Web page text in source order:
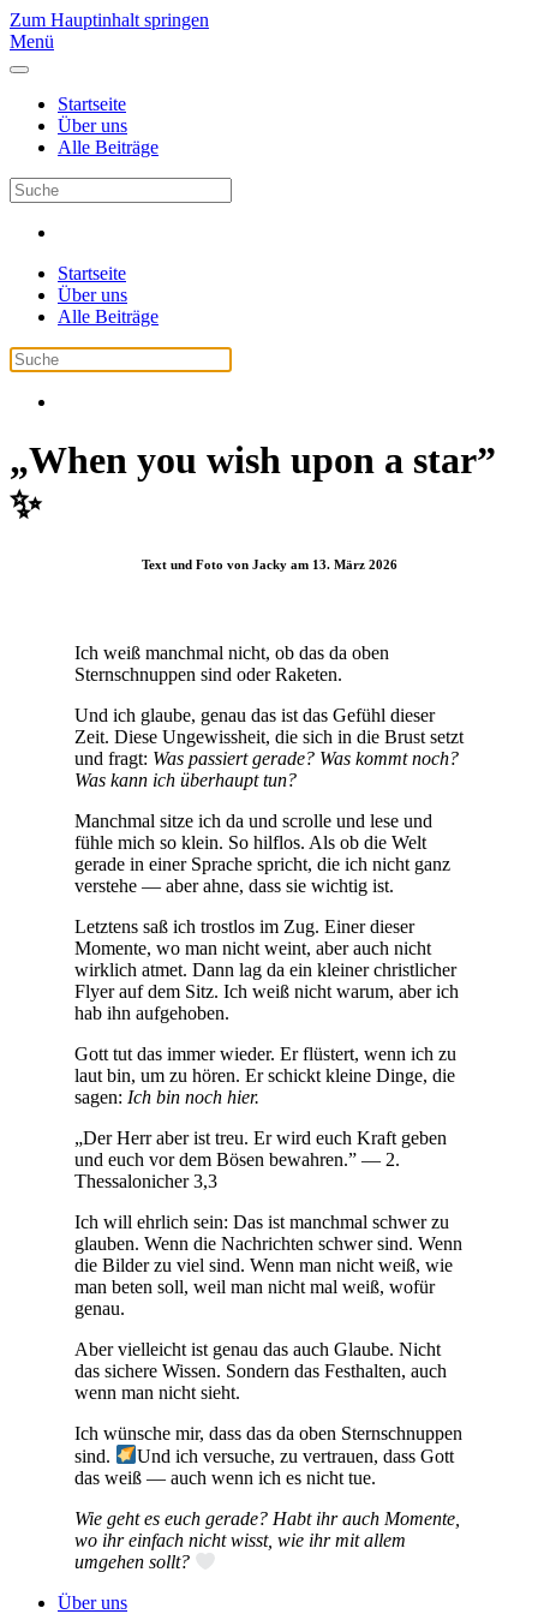
Zum Hauptinhalt springen
Menü
Startseite
Über uns
Alle Beiträge
Startseite
Über uns
Alle Beiträge
„When you wish upon a star”
✨
Text und Foto von Jacky am 13. März 2026
Ich weiß manchmal nicht, ob das da oben
Sternschnuppen sind oder Raketen.
Und ich glaube, genau das ist das Gefühl dieser
Zeit. Diese Ungewissheit, die sich in die Brust setzt
und fragt: Was passiert gerade? Was kommt noch?
Was kann ich überhaupt tun?
Manchmal sitze ich da und scrolle und lese und
fühle mich so klein. So hilflos. Als ob die Welt
gerade in einer Sprache spricht, die ich nicht ganz
verstehe — aber ahne, dass sie wichtig ist.
Letztens saß ich trostlos im Zug. Einer dieser
Momente, wo man nicht weint, aber auch nicht
wirklich atmet. Dann lag da ein kleiner christlicher
Flyer auf dem Sitz. Ich weiß nicht warum, aber ich
hab ihn aufgehoben.
Gott tut das immer wieder. Er flüstert, wenn ich zu
laut bin, um zu hören. Er schickt kleine Dinge, die
sagen: Ich bin noch hier.
„Der Herr aber ist treu. Er wird euch Kraft geben
und euch vor dem Bösen bewahren.” — 2.
Thessalonicher 3,3
Ich will ehrlich sein: Das ist manchmal schwer zu
glauben. Wenn die Nachrichten schwer sind. Wenn
die Bilder zu viel sind. Wenn man nicht weiß, wie
man beten soll, weil man nicht mal weiß, wofür
genau.
Aber vielleicht ist genau das auch Glaube. Nicht
das sichere Wissen. Sondern das Festhalten, auch
wenn man nicht sieht.
Ich wünsche mir, dass das da oben Sternschnuppen
sind.
Und ich versuche, zu vertrauen, dass Gott
das weiß — auch wenn ich es nicht tue.
Wie geht es euch gerade? Habt ihr auch Momente,
wo ihr einfach nicht wisst, wie ihr mit allem
umgehen sollt?
Über uns